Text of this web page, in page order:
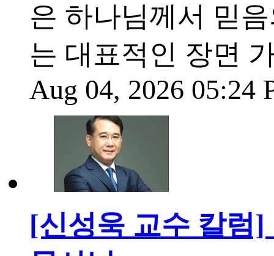
은 하나님께서 믿
는 대표적인 장면
Aug 04, 2026 05:24
[신성욱 교수 칼럼